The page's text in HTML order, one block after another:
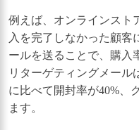
例えば、オンラインスト
入を完了しなかった顧客
ールを送ることで、購入
リターゲティングメール
に比べて開封率が40%、
ます。